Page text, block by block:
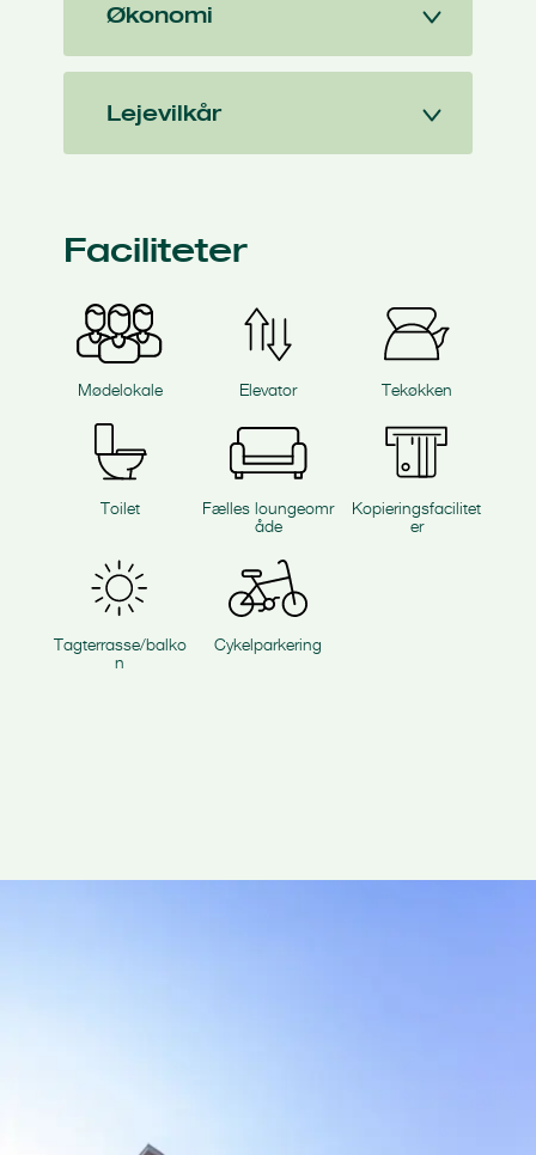
Økonomi
Lejevilkår
Faciliteter
Mødelokale Elevator Tekøkken
Toilet
Fælles loungeomr
åde
Kopieringsfacilitet
er
Tagterrasse/balko
n
Cykelparkering